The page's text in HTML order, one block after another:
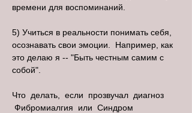
времени для воспоминаний.
5) Учиться в реальности понимать себя,
осознавать свои эмоции. Например, как
это делаю я -- "Быть честным самим с
собой".
Что делать, если прозвучал диагноз
Фибромиалгия или Синдром